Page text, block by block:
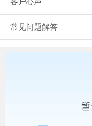
客户心声
常见问题解答